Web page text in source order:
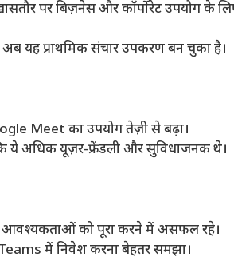
पर बिज़नेस और कॉर्पोरेट उपयोग के
यह प्राथमिक संचार उपकरण बन चुका है।
Meet का उपयोग तेज़ी से बढ़ा।
ये अधिक यूज़र-फ्रेंडली और सुविधाजनक थे।
को पूरा करने में असफल रहे।
में निवेश करना बेहतर समझा।